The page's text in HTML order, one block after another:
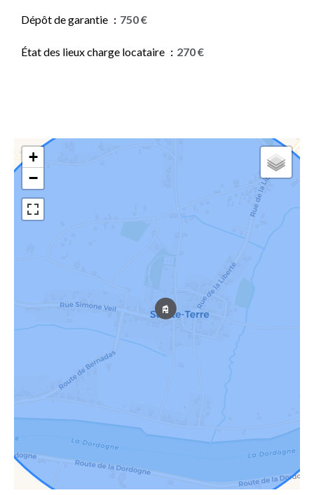
Dépôt de garantie 750 €
État des lieux charge locataire 270 €
+
−